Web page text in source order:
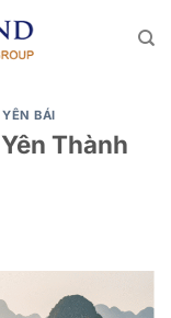
YÊN BÁI
Thành